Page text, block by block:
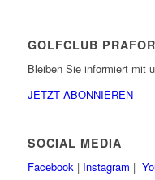
GOLFCLUB
Bleiben Sie informiert mit
JETZT ABONNIEREN
SOCIAL MEDIA
Facebook | Instagram |